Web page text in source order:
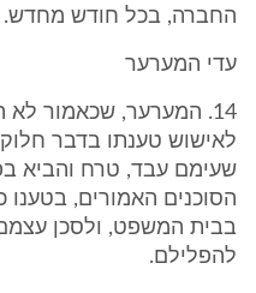
החברה, בכל חודש מחדש.
עדי המערער
14. המערער, שכאמור
לאישוש טענתו בדבר
שעימם עבד, טרח והביא
הסוכנים האמורים,
בבית המשפט, ולסכן
להפלילם.